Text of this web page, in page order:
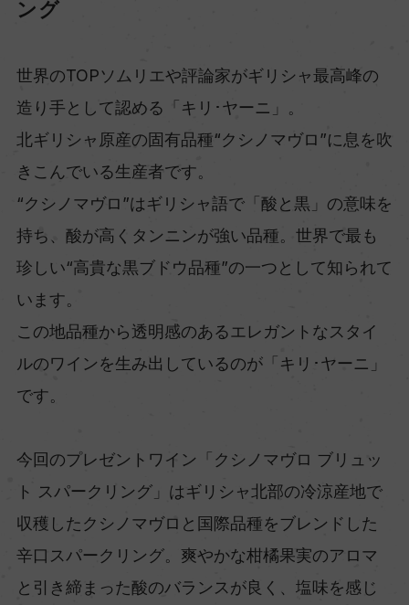
ング
世界のTOPソムリエや評論家がギリシャ最高峰の
造り手として認める「キリ･ヤーニ」。
北ギリシャ原産の固有品種“クシノマヴロ”に息を吹
きこんでいる生産者です。
“クシノマヴロ”はギリシャ語で「酸と黒」の意味を
持ち、酸が高くタンニンが強い品種。世界で最も
珍しい“高貴な黒ブドウ品種”の一つとして知られて
います。
この地品種から透明感のあるエレガントなスタイ
ルのワインを生み出しているのが「キリ･ヤーニ」
です。
今回のプレゼントワイン「クシノマヴロ ブリュッ
ト スパークリング」はギリシャ北部の冷涼産地で
収穫したクシノマヴロと国際品種をブレンドした
辛口スパークリング。爽やかな柑橘果実のアロマ
と引き締まった酸のバランスが良く、塩味を感じ